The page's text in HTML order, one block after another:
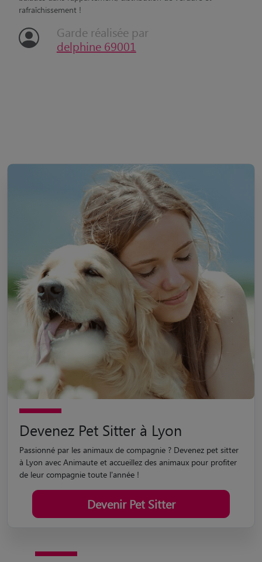
rafraîchissement !
Garde réalisée par
delphine 69001
Devenez Pet Sitter à Lyon
Passionné par les animaux de compagnie ? Devenez pet sitter
à Lyon avec Animaute et accueillez des animaux pour profiter
de leur compagnie toute l'année !
Devenir Pet Sitter